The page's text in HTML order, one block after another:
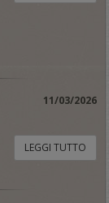
11/03/2026
LEGGI TUTTO